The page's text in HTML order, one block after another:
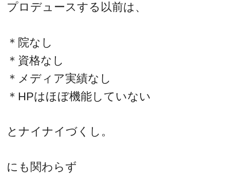
プロデュースする以前は、
＊院なし
＊資格なし
＊メディア実績なし
＊HPはほぼ機能していない
とナイナイづくし。
にも関わらず